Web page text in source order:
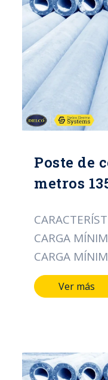
NORMA:
Poste de
metros
CARGA
CARGA
LONGITUD
DE ACERO
CAL/12
Ver más